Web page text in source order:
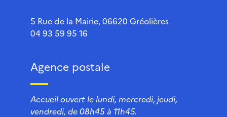
5 Rue de la Mairie, 06620 Gréolières
04 93 59 95 16
Agence postale
Accueil ouvert le lundi, mercredi, jeudi,
vendredi, de 08h45 à 11h45.